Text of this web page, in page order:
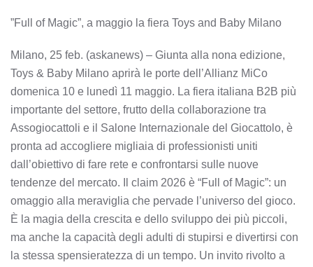
”Full of Magic”, a maggio la fiera Toys and Baby Milano
Milano, 25 feb. (askanews) – Giunta alla nona edizione,
Toys & Baby Milano aprirà le porte dell’Allianz MiCo
domenica 10 e lunedì 11 maggio. La fiera italiana B2B più
importante del settore, frutto della collaborazione tra
Assogiocattoli e il Salone Internazionale del Giocattolo, è
pronta ad accogliere migliaia di professionisti uniti
dall’obiettivo di fare rete e confrontarsi sulle nuove
tendenze del mercato. Il claim 2026 è “Full of Magic”: un
omaggio alla meraviglia che pervade l’universo del gioco.
È la magia della crescita e dello sviluppo dei più piccoli,
ma anche la capacità degli adulti di stupirsi e divertirsi con
la stessa spensieratezza di un tempo. Un invito rivolto a